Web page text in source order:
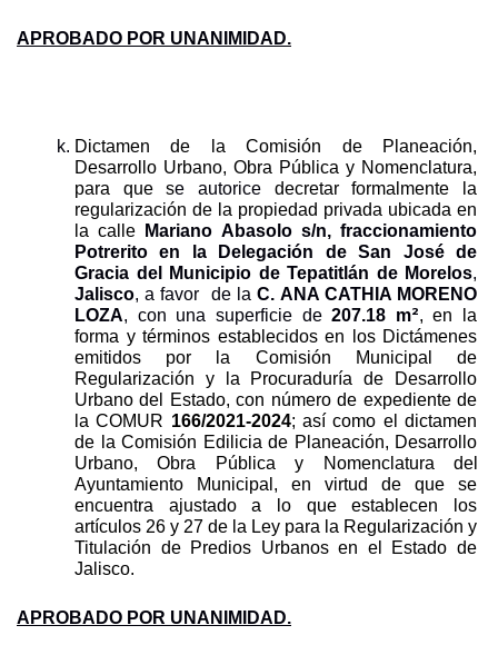
APROBADO POR UNANIMIDAD.
Dictamen de la Comisión de Planeación,
Desarrollo Urbano, Obra Pública y Nomenclatura,
para que se autorice decretar formalmente la
regularización de la propiedad privada ubicada en
la calle
Mariano Abasolo s/n, fraccionamiento
Potrerito en la Delegación de San José de
Gracia del Municipio de Tepatitlán de Morelos
Jalisco, a favor  de la C. ANA CATHIA MORENO
LOZA, con una superficie de 207.18 m2, en la
forma y términos establecidos en los Dictámenes
emitidos por la Comisión Municipal de
Regularización y la Procuraduría de Desarrollo
Urbano del Estado, con número de expediente de
la COMUR 166/2021-2024; así como el dictamen
de la Comisión Edilicia de Planeación, Desarrollo
Urbano, Obra Pública y Nomenclatura del
Ayuntamiento Municipal, en virtud de que se
encuentra ajustado a lo que establecen los
artículos 26 y 27 de la Ley para la Regularización y
Titulación de Predios Urbanos en el Estado de
Jalisco.
APROBADO POR UNANIMIDAD.